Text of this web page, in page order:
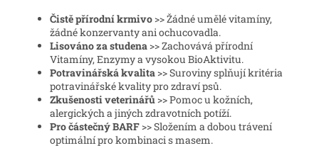
Čistě přírodní krmivo>> Žádné umělé vitamíny,
žádné konzervanty ani ochucovadla.
Lisováno za studena>> Zachovává přírodní
Vitamíny, Enzymy a vysokou BioAktivitu.
Potravinářská kvalita>> Suroviny splňují kritéria
potravinářské kvality pro zdraví psů.
Zkušenosti veterinářů>> Pomoc u kožních,
alergických a jiných zdravotních potíží.
Pro částečný BARF>> Složením a dobou trávení
optimální pro kombinaci s masem.